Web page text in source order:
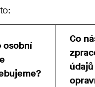
osobní
Co
údajů